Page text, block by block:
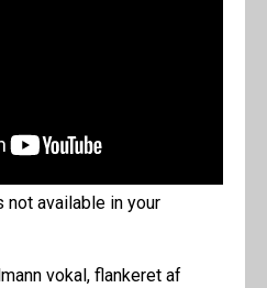
available in your
vokal, flankeret af